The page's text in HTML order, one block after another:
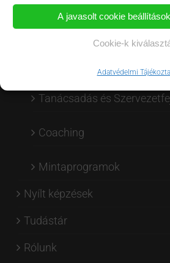
A javasolt cookie
Cookie-k
Adatvédelmi
Csapatfejlesztés
Tanácsadás és
Coaching
Mintaprogramok
Nyílt képzések
Tudástár
Rólunk